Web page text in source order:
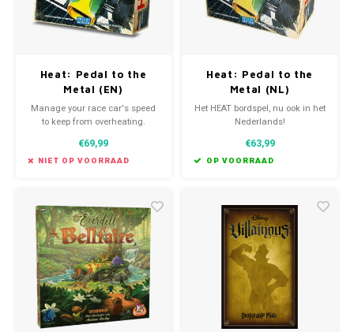
Heat: Pedal to the
Metal (EN)
Manage your race car's speed
to keep from overheating.
€69,99
NIET OP VOORRAAD
Heat: Pedal to the
Metal (NL)
Het HEAT bordspel, nu ook in het
Nederlands!
€63,99
OP VOORRAAD